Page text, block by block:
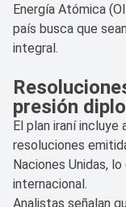
Energía Atómica
país busca que
integral.
presión
El plan iraní incluye
resoluciones
Naciones Unidas,
internacional.
Analistas señalan